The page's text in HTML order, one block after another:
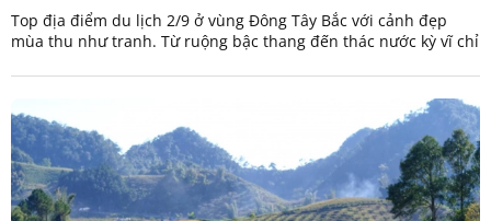
Top địa điểm du lịch 2/9 ở vùng Đông Tây Bắc với cảnh đẹp
mùa thu như tranh. Từ ruộng bậc thang đến thác nước kỳ vĩ chỉ